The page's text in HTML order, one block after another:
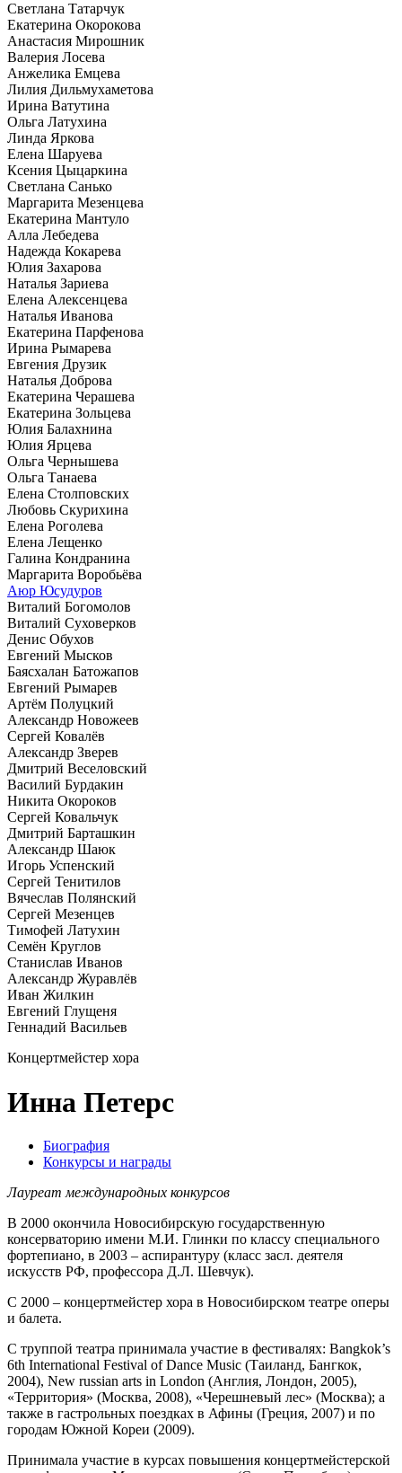
Светлана Татарчук
Екатерина Окорокова
Анастасия Мирошник
Валерия Лосева
Анжелика Емцева
Лилия Дильмухаметова
Ирина Ватутина
Ольга Латухина
Линда Яркова
Елена Шаруева
Ксения Цыцаркина
Светлана Санько
Маргарита Мезенцева
Екатерина Мантуло
Алла Лебедева
Надежда Кокарева
Юлия Захарова
Наталья Зариева
Елена Алексенцева
Наталья Иванова
Екатерина Парфенова
Ирина Рымарева
Евгения Друзик
Наталья Доброва
Екатерина Черашева
Екатерина Зольцева
Юлия Балахнина
Юлия Ярцева
Ольга Чернышева
Ольга Танаева
Елена Столповских
Любовь Скурихина
Елена Роголева
Елена Лещенко
Галина Кондранина
Маргарита Воробьёва
Аюр Юсудуров
Виталий Богомолов
Виталий Суховерков
Денис Обухов
Евгений Мысков
Баясхалан Батожапов
Евгений Рымарев
Артём Полуцкий
Александр Новожеев
Сергей Ковалёв
Александр Зверев
Дмитрий Веселовский
Василий Бурдакин
Никита Окороков
Сергей Ковальчук
Дмитрий Барташкин
Александр Шаюк
Игорь Успенский
Сергей Тенитилов
Вячеслав Полянский
Сергей Мезенцев
Тимофей Латухин
Семён Круглов
Станислав Иванов
Александр Журавлёв
Иван Жилкин
Евгений Глущеня
Геннадий Васильев
Концертмейстер хора
Инна Петерс
Биография
Конкурсы и награды
Лауреат международных конкурсов
В 2000 окончила Новосибирскую государственную
консерваторию имени М.И. Глинки по классу специального
фортепиано, в 2003 – аспирантуру (класс засл. деятеля
искусств РФ, профессора Д.Л. Шевчук).
С 2000 – концертмейстер хора в Новосибирском театре оперы
и балета.
С труппой театра принимала участие в фестивалях: Bangkok’s
6th International Festival of Dance Music (Таиланд, Бангкок,
2004), New russian arts in London (Англия, Лондон, 2005),
«Территория» (Москва, 2008), «Черешневый лес» (Москва); а
также в гастрольных поездках в Афины (Греция, 2007) и по
городам Южной Кореи (2009).
Принимала участие в курсах повышения концертмейстерской